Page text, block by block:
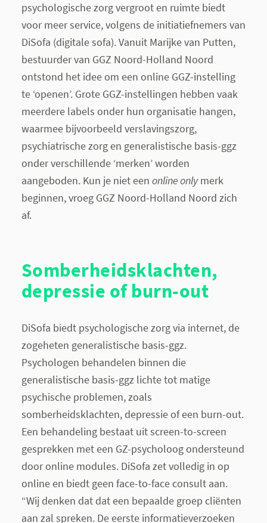
psychologische zorg vergroot en ruimte biedt
voor meer service, volgens de initiatiefnemers van
DiSofa (digitale sofa). Vanuit Marijke van Putten,
bestuurder van GGZ Noord-Holland Noord
ontstond het idee om een online GGZ-instelling
te ‘openen’. Grote GGZ-instellingen hebben vaak
meerdere labels onder hun organisatie hangen,
waarmee bijvoorbeeld verslavingszorg,
psychiatrische zorg en generalistische basis-ggz
onder verschillende ‘merken’ worden
aangeboden. Kun je niet een online onlymerk
beginnen, vroeg GGZ Noord-Holland Noord zich
af.
Somberheidsklachten,
depressie of burn-out
DiSofa biedt psychologische zorg via internet, de
zogeheten generalistische basis-ggz.
Psychologen behandelen binnen die
generalistische basis-ggz lichte tot matige
psychische problemen, zoals
somberheidsklachten, depressie of een burn-out.
Een behandeling bestaat uit screen-to-screen
gesprekken met een GZ-psycholoog ondersteund
door online modules. DiSofa zet volledig in op
online en biedt geen face-to-face consult aan.
“Wij denken dat dat een bepaalde groep cliënten
aan zal spreken. De eerste informatieverzoeken